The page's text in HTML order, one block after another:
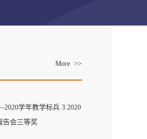
More >>
学年教学标兵 3.2020
告会三等奖